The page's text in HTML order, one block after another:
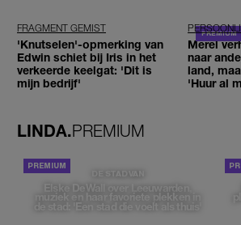
FRAGMENT GEMIST
'Knutselen'-opmerking van
Edwin schiet bij Iris in het
verkeerde keelgat: 'Dit is
mijn bedrijf'
Merel
naar
land,
'Huur al
LINDA.PREMIUM
DE STAD VAN
Elske DeWall over Leeuwarden,
muziek en haar favoriete plekken in
de stad: 'Een stad die voelt als thuis'